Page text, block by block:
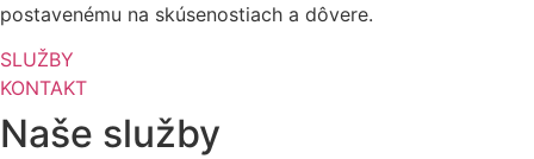
postavenému na skúsenostiach a dôvere.
SLUŽBY
KONTAKT
Naše služby